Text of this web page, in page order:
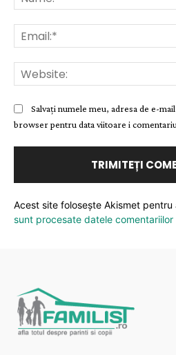
Salvați numele meu, adresa de e-
browser pentru data viitoare i
Acest site folosește Akismet pentru
sunt procesate datele comentariilor